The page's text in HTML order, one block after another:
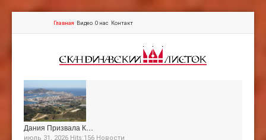
Главная Видео О нас Контакт
Дания Призвала К…
июль 31, 2026 Hits:156 Новости